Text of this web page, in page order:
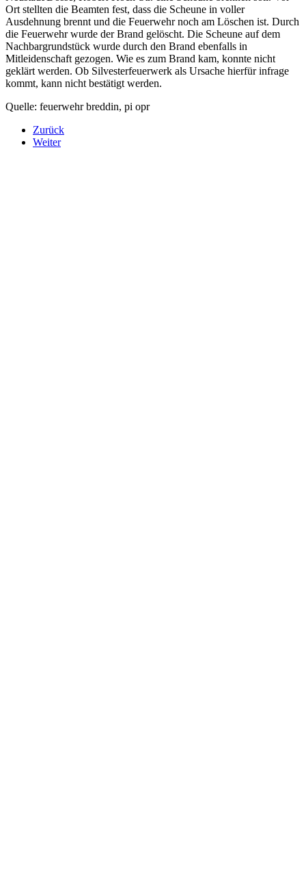
Ort stellten die Beamten fest, dass die Scheune in voller
Ausdehnung brennt und die Feuerwehr noch am Löschen ist. Durch
die Feuerwehr wurde der Brand gelöscht. Die Scheune auf dem
Nachbargrundstück wurde durch den Brand ebenfalls in
Mitleidenschaft gezogen. Wie es zum Brand kam, konnte nicht
geklärt werden. Ob Silvesterfeuerwerk als Ursache hierfür infrage
kommt, kann nicht bestätigt werden.
Quelle: feuerwehr breddin, pi opr
Zurück
Weiter